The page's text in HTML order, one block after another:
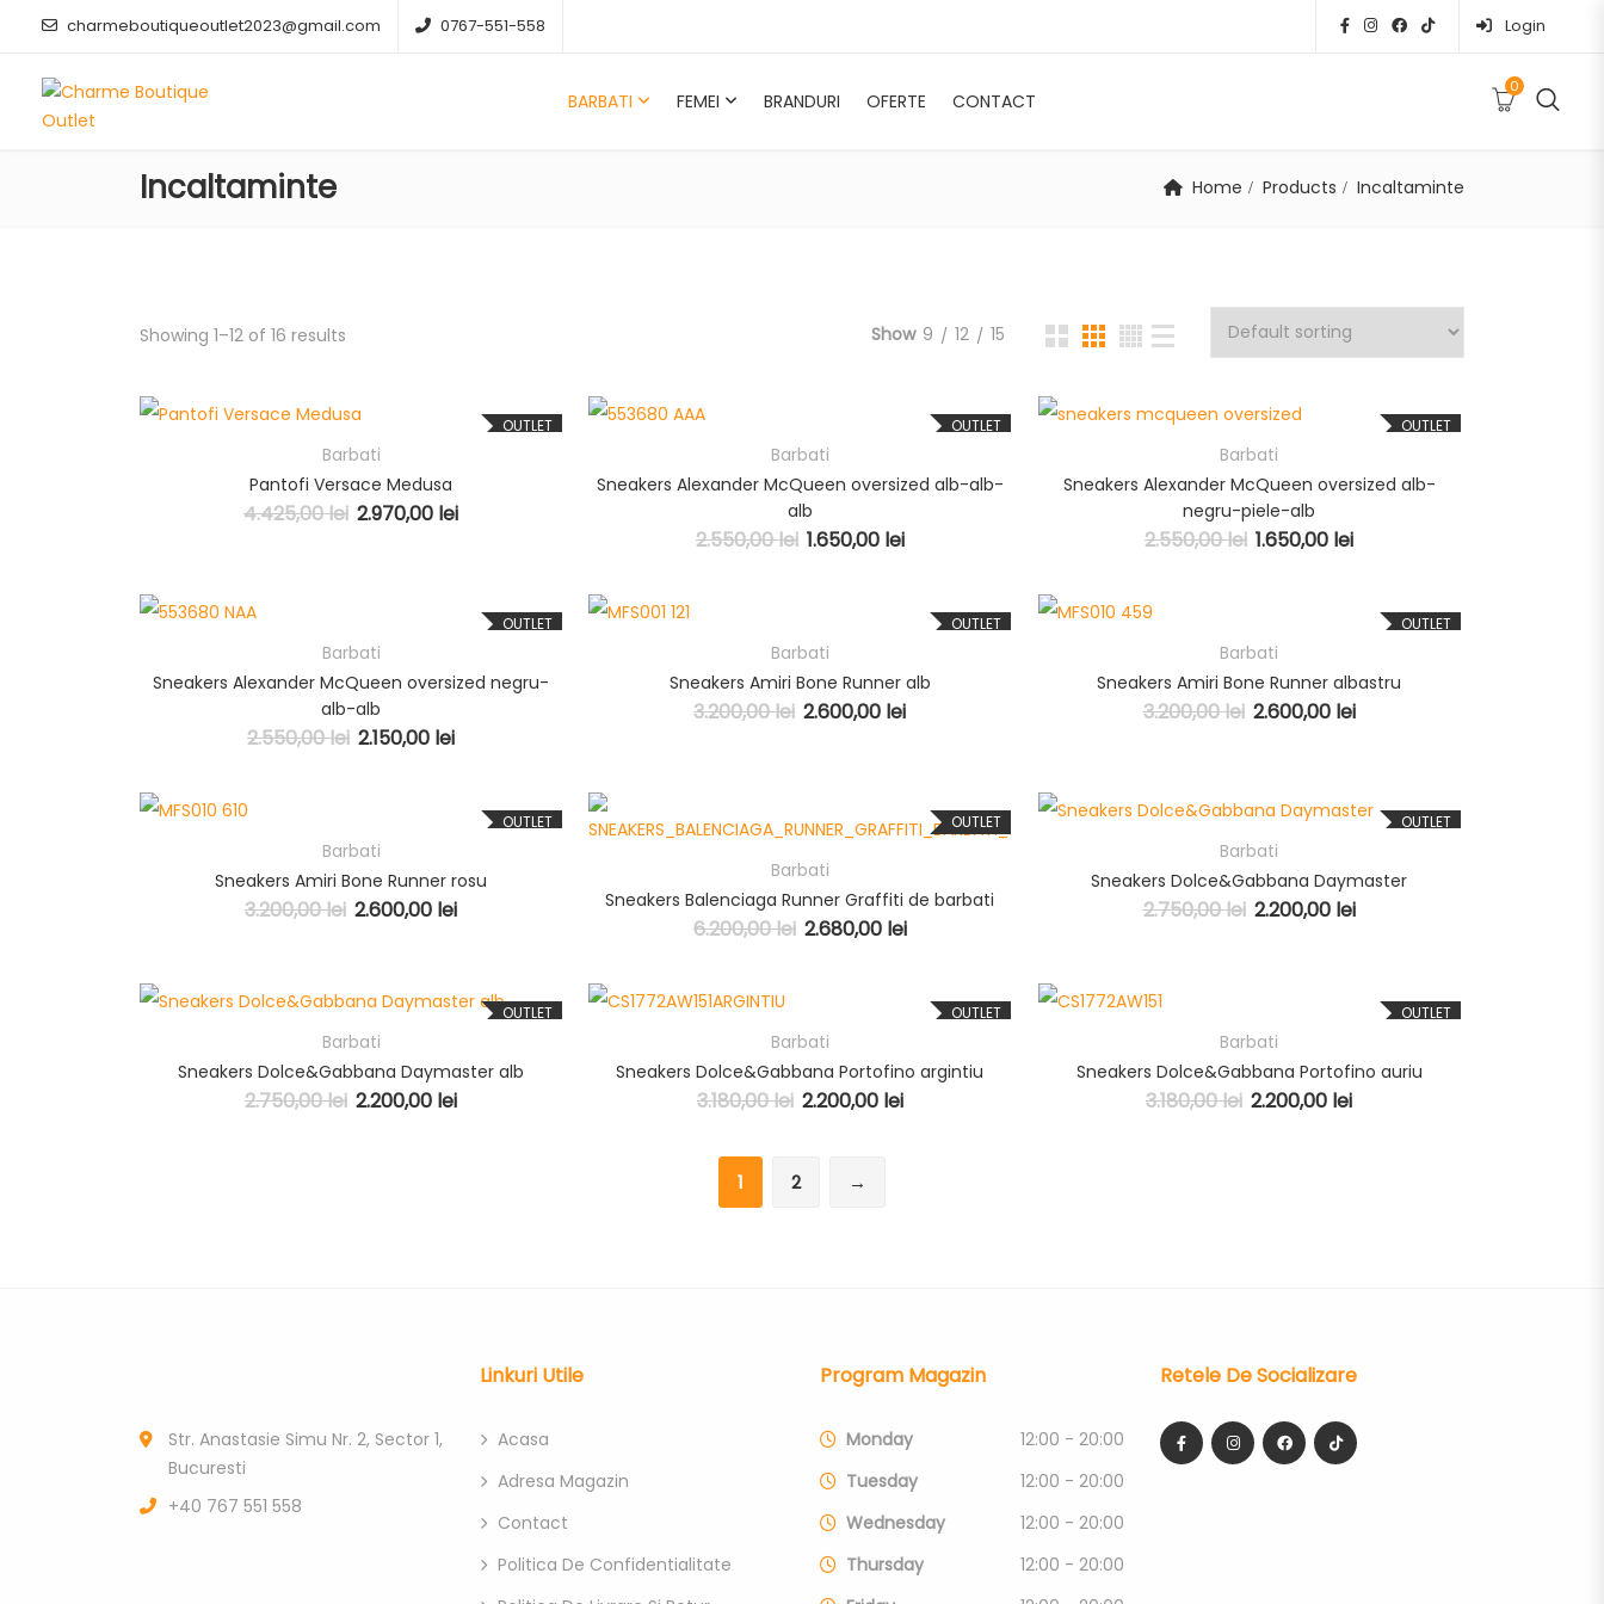
charmeboutiqueoutlet2023@gmail.com 0767-551-558 Login
BARBATI FEMEI BRANDURI OFERTE CONTACT
0
Incaltaminte Home Products Incaltaminte
Showing 1–12 of 16 results Show 9 12 15
OUTLET
Barbati
Pantofi Versace Medusa
4.425,00lei 2.970,00 lei
OUTLET
Barbati
Sneakers Alexander McQueen oversized alb-alb-
alb
2.550,00lei 1.650,00 lei
OUTLET
Barbati
Sneakers Alexander McQueen oversized alb-
negru-piele-alb
2.550,00lei 1.650,00 lei
OUTLET
Barbati
Sneakers Alexander McQueen oversized negru-
alb-alb
2.550,00lei 2.150,00 lei
OUTLET
Barbati
Sneakers Amiri Bone Runner alb
3.200,00lei 2.600,00 lei
OUTLET
Barbati
Sneakers Amiri Bone Runner albastru
3.200,00lei 2.600,00 lei
OUTLET
Barbati
Sneakers Amiri Bone Runner rosu
3.200,00lei 2.600,00 lei
OUTLET
Barbati
Sneakers Balenciaga Runner Graffiti de barbati
6.200,00lei 2.680,00 lei
OUTLET
Barbati
Sneakers Dolce&Gabbana Daymaster
2.750,00lei 2.200,00 lei
OUTLET
Barbati
Sneakers Dolce&Gabbana Daymaster alb
2.750,00lei 2.200,00 lei
OUTLET
Barbati
Sneakers Dolce&Gabbana Portofino argintiu
3.180,00lei 2.200,00 lei
OUTLET
Barbati
Sneakers Dolce&Gabbana Portofino auriu
3.180,00lei 2.200,00 lei
1 2 →
Str. Anastasie Simu Nr. 2, Sector 1,
Bucuresti
+40 767 551 558
Linkuri Utile
Acasa
Adresa Magazin
Contact
Politica De Confidentialitate
Program Magazin
Monday
12:00 - 20:00
Tuesday
12:00 - 20:00
Wednesday
12:00 - 20:00
Thursday
12:00 - 20:00
Retele De Socializare